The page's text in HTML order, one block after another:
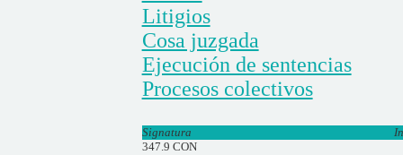
Litigios
Cosa juzgada
Ejecución de sentencias
Procesos colectivos
Signatura
347.9 CON